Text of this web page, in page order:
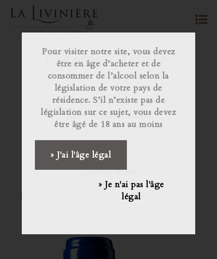
Pour visiter notre site, vous devez
être en âge d’acheter et de
consommer de l’alcool selon la
législation de votre pays de
résidence. S’il n’existe pas de
législation sur ce sujet, vous devez
être âgé de 18 ans au moins
» J'ai l'âge légal
» Je n'ai pas l'âge
légal
Château Maris
JURY SOMMELIERS
Château Maris
Dynamic 2015
Château Maris
Robert Eden,
RD 52, route de Pépieux, 34210 La Livinière